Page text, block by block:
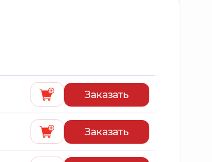
Заказать
Заказать